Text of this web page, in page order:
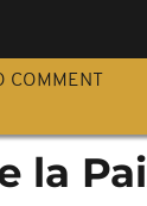
COMMENT
la